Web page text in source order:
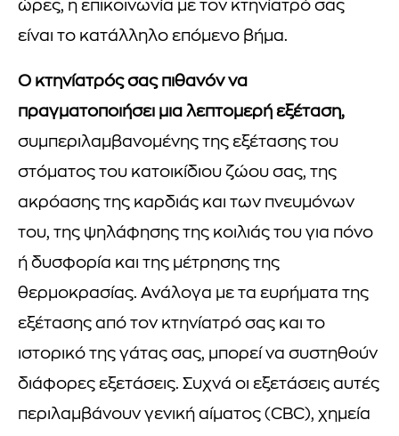
ώρες, η επικοινωνία με τον κτηνίατρό σας
είναι το κατάλληλο επόμενο βήμα.
Ο κτηνίατρός σας πιθανόν να
πραγματοποιήσει μια λεπτομερή εξέταση,
συμπεριλαμβανομένης της εξέτασης του
στόματος του κατοικίδιου ζώου σας, της
ακρόασης της καρδιάς και των πνευμόνων
του, της ψηλάφησης της κοιλιάς του για πόνο
ή δυσφορία και της μέτρησης της
θερμοκρασίας. Ανάλογα με τα ευρήματα της
εξέτασης από τον κτηνίατρό σας και το
ιστορικό της γάτας σας, μπορεί να συστηθούν
διάφορες εξετάσεις. Συχνά οι εξετάσεις αυτές
περιλαμβάνουν γενική αίματος (CBC), χημεία